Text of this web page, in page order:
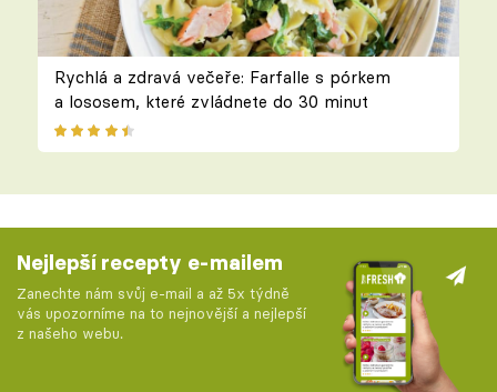
Rychlá a zdravá večeře: Farfalle s pórkem
a lososem, které zvládnete do 30 minut
Nejlepší recepty e-mailem
Zanechte nám svůj e-mail a až 5x týdně
vás upozorníme na to nejnovější a nejlepší
z našeho webu.